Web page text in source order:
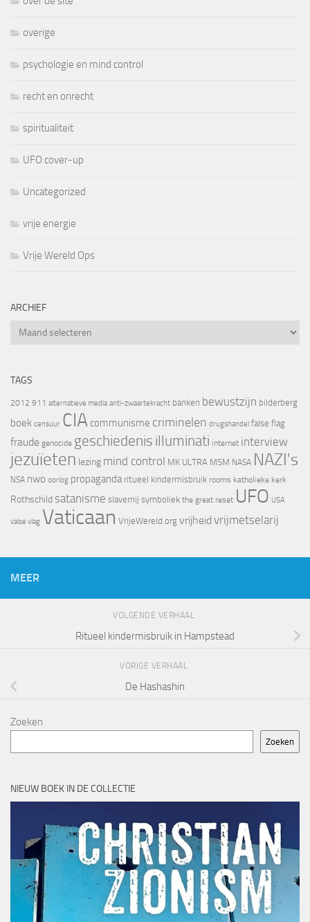
overige
psychologie en mind control
recht en onrecht
spiritualiteit
UFO cover-up
Uncategorized
vrije energie
Vrije Wereld Ops
ARCHIEF
Archief
TAGS
2012 911 alternatieve media anti-zwaartekracht banken bewustzijn bilderberg
boek censuur CIA communisme criminelen drugshandel false flag
fraude genocide geschiedenis illuminati internet interview
jezuïeten lezing mind control MK ULTRA MSM NASA NAZI's
NSA nwo oorlog propaganda ritueel kindermisbruik rooms katholieke kerk
Rothschild satanisme slavernij symboliek the great reset UFO USA
valse vlag Vaticaan VrijeWereld.org vrijheid vrijmetselarij
MEER
VOLGENDE VERHAAL
Ritueel kindermisbruik in Hampstead
VORIGE VERHAAL
De Hashashin
Zoeken
Zoeken
NIEUW BOEK IN DE COLLECTIE